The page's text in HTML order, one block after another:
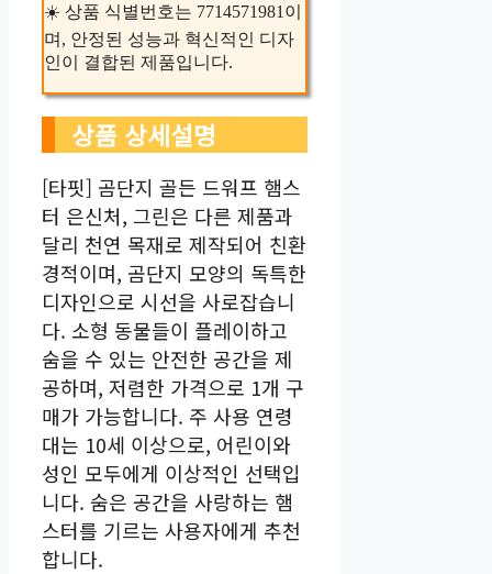
☀️ 상품 식별번호는 7714571981이
며, 안정된 성능과 혁신적인 디자
인이 결합된 제품입니다.
상품 상세설명
[타핏] 곰단지 골든 드워프 햄스
터 은신처, 그린은 다른 제품과
달리 천연 목재로 제작되어 친환
경적이며, 곰단지 모양의 독특한
디자인으로 시선을 사로잡습니
다. 소형 동물들이 플레이하고
숨을 수 있는 안전한 공간을 제
공하며, 저렴한 가격으로 1개 구
매가 가능합니다. 주 사용 연령
대는 10세 이상으로, 어린이와
성인 모두에게 이상적인 선택입
니다. 숨은 공간을 사랑하는 햄
스터를 기르는 사용자에게 추천
합니다.